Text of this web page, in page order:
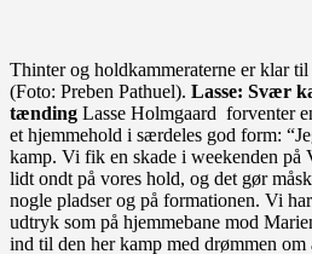
Thinter og holdkammeraterne er klar
(Foto: Preben Pathuel). Lasse: Svær
tænding Lasse Holmgaard forventer
et hjemmehold i særdeles god form:
kamp. Vi fik en skade i weekenden på
lidt ondt på vores hold, og det gør
nogle pladser og på formationen. Vi
udtryk som på hjemmebane mod
ind til den her kamp med drømmen